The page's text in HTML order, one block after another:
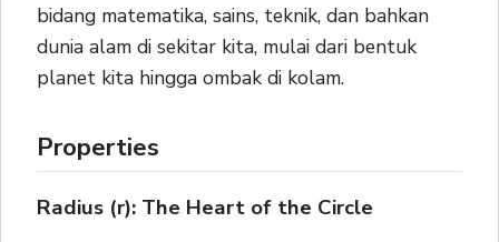
bidang matematika, sains, teknik, dan bahkan
dunia alam di sekitar kita, mulai dari bentuk
planet kita hingga ombak di kolam.
Properties
Radius (r): The Heart of the Circle